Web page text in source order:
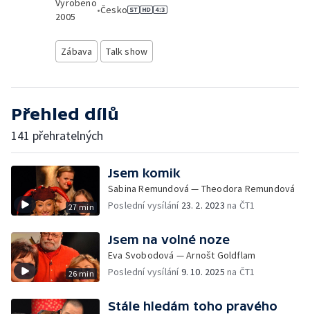
Vyrobeno
2005
•Česko
Zábava Talk show
Přehled dílů
141 přehratelných
27 min
Jsem komik
Sabina Remundová — Theodora Remundová
Poslední vysílání 23. 2. 2023 na ČT1
26 min
Jsem na volné noze
Eva Svobodová — Arnošt Goldflam
Poslední vysílání9. 10. 2025 na ČT1
Stále hledám toho pravého